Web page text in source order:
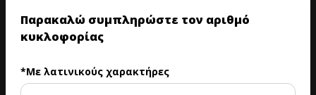
Παρακαλώ συμπληρώστε τον αριθμό
κυκλοφορίας
*Με λατινικούς χαρακτήρες